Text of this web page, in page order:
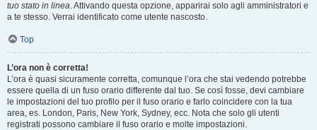
tuo stato in linea. Attivando questa opzione, apparirai solo agli amministratori e
a te stesso. Verrai identificato come utente nascosto.
Top
L’ora non è corretta!
L’ora è quasi sicuramente corretta, comunque l’ora che stai vedendo potrebbe
essere quella di un fuso orario differente dal tuo. Se così fosse, devi cambiare
le impostazioni del tuo profilo per il fuso orario e farlo coincidere con la tua
area, es. London, Paris, New York, Sydney, ecc. Nota che solo gli utenti
registrati possono cambiare il fuso orario e molte impostazioni.